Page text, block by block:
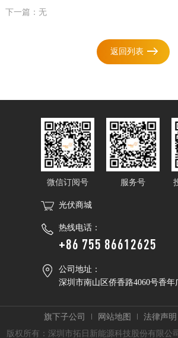
下一篇：无
返回列表
微信订阅号 服务号
光伏商城
热线电话：
+86 755 86612625
公司地址：
深圳市南山区侨香路4060号香年
旗下子公司 网站地图 法律声明
版权所有：深圳市拓日新能源科技股份有限公